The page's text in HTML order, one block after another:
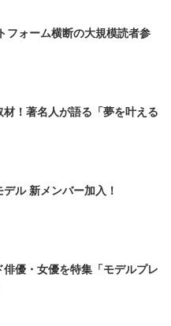
フォーム横断の大規模読者参
！著名人が語る「夢を叶える
ル 新メンバー加入！
優・女優を特集「モデルプレ